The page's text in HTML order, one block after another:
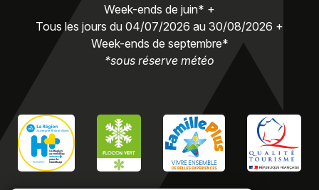
Week-ends de juin* +
Tous les jours du 04/07/2026 au 30/08/2026 +
Week-ends de septembre*
*sous réserve météo